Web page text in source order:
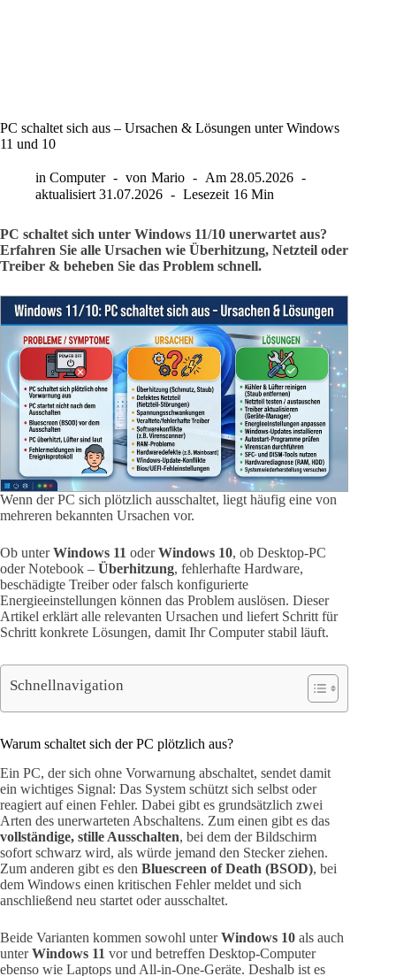
PC schaltet sich aus – Ursachen & Lösungen unter Windows
11 und 10
in Computer von Mario Am 28.05.2026
aktualisiert 31.07.2026 Lesezeit 16 Min
PC schaltet sich unter Windows 11/10 unerwartet aus?
Erfahren Sie alle Ursachen wie Überhitzung, Netzteil oder
Treiber & beheben Sie das Problem schnell.
Wenn der PC sich plötzlich ausschaltet, liegt häufig eine von
mehreren bekannten Ursachen vor.
Ob unterWindows 11 oderWindows 10, ob Desktop-PC
oder Notebook – Überhitzung, fehlerhafte Hardware,
beschädigte Treiber oder falsch konfigurierte
Energieeinstellungen können das Problem auslösen. Dieser
Artikel erklärt alle relevanten Ursachen und liefert Schritt für
Schritt konkrete Lösungen, damit Ihr Computer stabil läuft.
Schnellnavigation
Warum schaltet sich der PC plötzlich aus?
Ein PC, der sich ohne Vorwarnung abschaltet, sendet damit
ein wichtiges Signal: Das System schützt sich selbst oder
reagiert auf einen Fehler. Dabei gibt es grundsätzlich zwei
Arten des unerwarteten Abschaltens. Zum einen gibt es das
vollständige, stille Ausschalten, bei dem der Bildschirm
sofort schwarz wird, als würde jemand den Stecker ziehen.
Zum anderen gibt es den Bluescreen of Death (BSOD), bei
dem Windows einen kritischen Fehler meldet und sich
anschließend neu startet oder ausschaltet.
Beide Varianten kommen sowohl unterWindows 10 als auch
unterWindows 11 vor und betreffen Desktop-Computer
ebenso wie Laptops und All-in-One-Geräte. Deshalb ist es